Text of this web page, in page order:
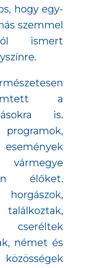
hogy egy-
szemmel
ismert
a
is.
élőket.
német és